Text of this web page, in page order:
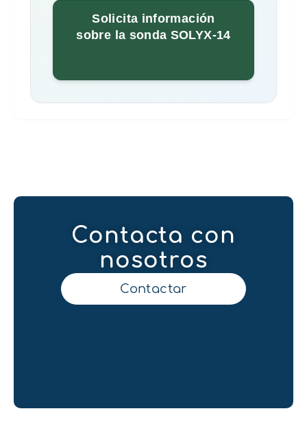
Solicita información
sobre la sonda SOLYX-14
Contacta con
nosotros
Contactar